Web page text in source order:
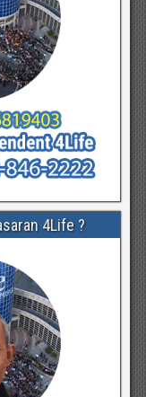
4Life ?